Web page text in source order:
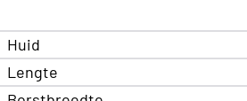
Huid
Lengte